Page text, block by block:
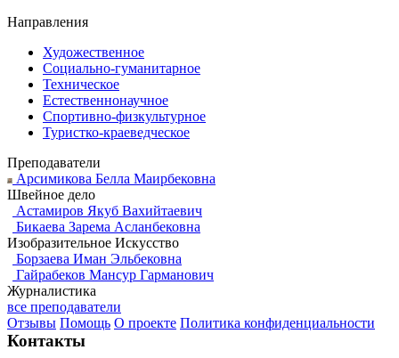
Направления
Художественное
Социально-гуманитарное
Техническое
Естественнонаучное
Спортивно-физкультурное
Туристко-краеведческое
Преподаватели
Арсимикова Белла Маирбековна
Швейное дело
Астамиров Якуб Вахийтаевич
Бикаева Зарема Асланбековна
Изобразительное Искусство
Борзаева Иман Эльбековна
Гайрабеков Мансур Гарманович
Журналистика
все преподаватели
Отзывы Помощь О проекте Политика конфиденциальности
Контакты